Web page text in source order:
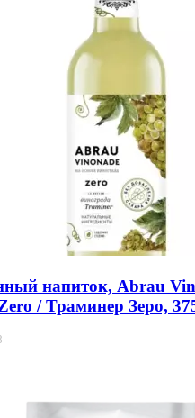
напиток, Abrau
/ Траминер Зеро,